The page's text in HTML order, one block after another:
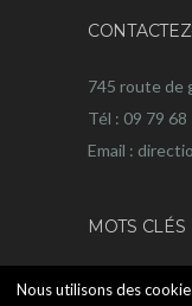
745 route de
Tél : 09 79 68
Email :
MOTS CLÉS
Nous utilisons des